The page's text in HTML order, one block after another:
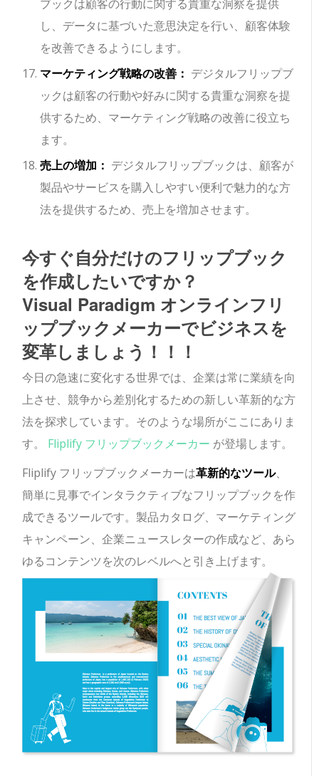
ブックは顧客の行動に関する貴重な洞察を提供
し、データに基づいた意思決定を行い、顧客体験
を改善できるようにします。
マーケティング戦略の改善： デジタルフリップブ
ックは顧客の行動や好みに関する貴重な洞察を提
供するため、マーケティング戦略の改善に役立ち
ます。
売上の増加： デジタルフリップブックは、顧客が
製品やサービスを購入しやすい便利で魅力的な方
法を提供するため、売上を増加させます。
今すぐ自分だけのフリップブック
を作成したいですか？
Visual Paradigm オンラインフリ
ップブックメーカーでビジネスを
変革しましょう！！！
今日の急速に変化する世界では、企業は常に業績を向
上させ、競争から差別化するための新しい革新的な方
法を探求しています。そのような場所がここにありま
す。
Fliplify フリップブックメーカー が登場します。
Fliplify フリップブックメーカーは革新的なツール、
簡単に見事でインタラクティブなフリップブックを作
成できるツールです。製品カタログ、マーケティング
キャンペーン、企業ニュースレターの作成など、あら
ゆるコンテンツを次のレベルへと引き上げます。